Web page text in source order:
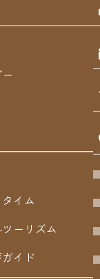
イム
ーリズム
イド